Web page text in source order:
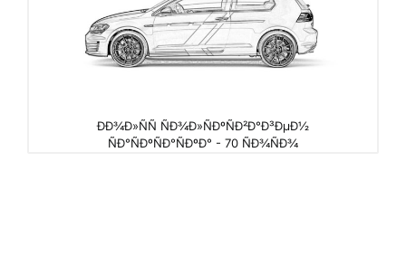
ÐÐ¾Ð»ÑÑ ÑÐ¾Ð»ÑÐºÑÐ²Ð°Ð³ÐµÐ½
ÑÐ°ÑÐºÑÐ°ÑÐºÐ° - 70 ÑÐ¾ÑÐ¾